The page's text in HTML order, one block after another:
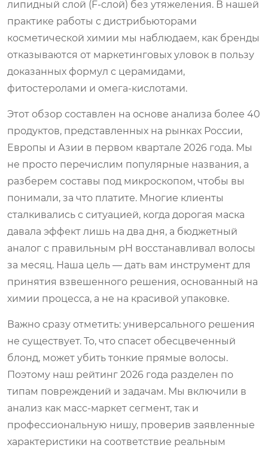
липидный слой (F-слой) без утяжеления. В нашей
практике работы с дистрибьюторами
косметической химии мы наблюдаем, как бренды
отказываются от маркетинговых уловок в пользу
доказанных формул с церамидами,
фитостеролами и омега-кислотами.
Этот обзор составлен на основе анализа более 40
продуктов, представленных на рынках России,
Европы и Азии в первом квартале 2026 года. Мы
не просто перечислим популярные названия, а
разберем составы под микроскопом, чтобы вы
понимали, за что платите. Многие клиенты
сталкивались с ситуацией, когда дорогая маска
давала эффект лишь на два дня, а бюджетный
аналог с правильным pH восстанавливал волосы
за месяц. Наша цель — дать вам инструмент для
принятия взвешенного решения, основанный на
химии процесса, а не на красивой упаковке.
Важно сразу отметить: универсального решения
не существует. То, что спасет обесцвеченный
блонд, может убить тонкие прямые волосы.
Поэтому наш рейтинг 2026 года разделен по
типам повреждений и задачам. Мы включили в
анализ как масс-маркет сегмент, так и
профессиональную нишу, проверив заявленные
характеристики на соответствие реальным